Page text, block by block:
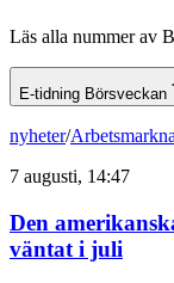
Läs alla nummer av
E-tidning Börsveckan
nyheter/
7 augusti, 14:47
Den
väntat i juli